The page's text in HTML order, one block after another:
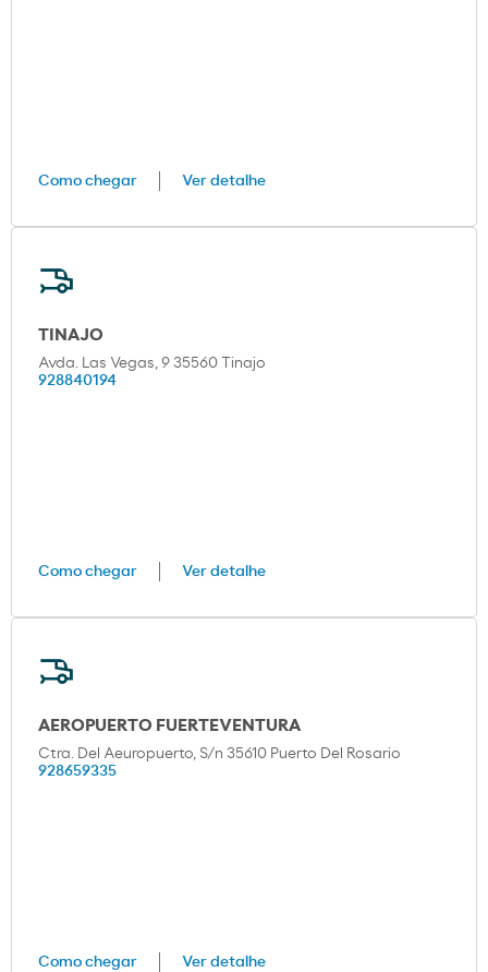
Como chegar Ver detalhe
TINAJO
Avda. Las Vegas, 9 35560 Tinajo
928840194
Como chegar Ver detalhe
AEROPUERTO FUERTEVENTURA
Ctra. Del Aeuropuerto, S/n 35610 Puerto Del Rosario
928659335
Como chegar Ver detalhe